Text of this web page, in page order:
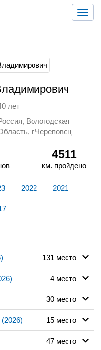
лет
Вологодская
г.Череповец
4511
км. пройдено
2022 2021
131 место
4 место
30 место
15 место
47 место